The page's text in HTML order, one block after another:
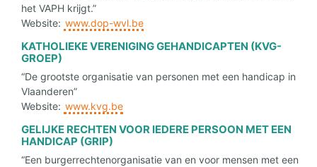
het VAPH krijgt.”
Website: www.dop-wvl.be
KATHOLIEKE VERENIGING GEHANDICAPTEN (KVG-
GROEP)
“De grootste organisatie van personen met een handicap in
Vlaanderen”
Website: www.kvg.be
GELIJKE RECHTEN VOOR IEDERE PERSOON MET EEN
HANDICAP (GRIP)
“Een burgerrechtenorganisatie van en voor mensen met een